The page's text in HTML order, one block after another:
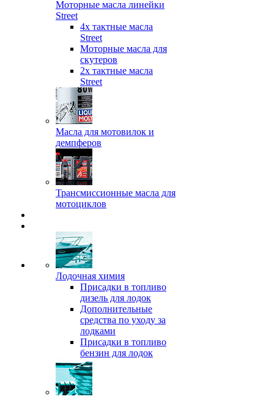
Моторные масла линейки
Street
4х тактные масла
Street
Моторные масла для
скутеров
2х тактные масла
Street
Масла для мотовилок и
демпферов
Трансмиссионные масла для
мотоциклов
Лодочная химия
Присадки в топливо
дизель для лодок
Дополнительные
средства по уходу за
лодками
Присадки в топливо
бензин для лодок